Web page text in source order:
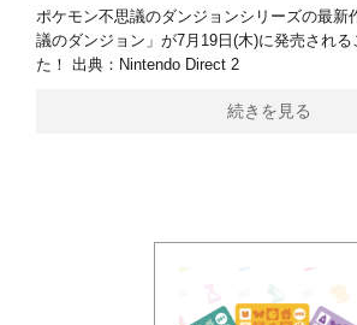
ポケモン不思議のダンジョンシリーズの最新
議のダンジョン」が7月19日(木)に発売される
た！ 出典：Nintendo Direct 2
続きを見る